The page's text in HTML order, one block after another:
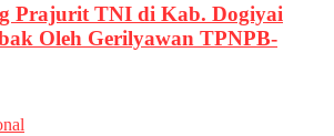
Prajurit TNI di Kab. Dogiyai
Oleh Gerilyawan TPNPB-